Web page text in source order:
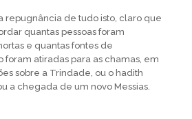
repugnância de tudo isto, claro que
quantas pessoas foram
e quantas fontes de
foram atiradas para as chamas, em
sobre a Trindade, ou o hadith
a chegada de um novo Messias.